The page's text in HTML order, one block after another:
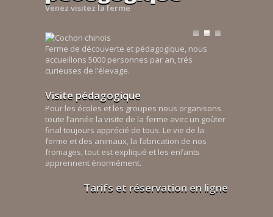
Venez visitez la ferme
Ferme de découverte et pédagogique, nous
accueillons 5000 personnes par an, trés
curieuses de l’élevage.
Visite pédagogique
Pour les écoles et les groupes nous organisons
toute l’année la visite de la ferme avec un goûter
final toujours apprécié de tous. Le vie de la
ferme et des animaux, la fabrication de nos
fromages, tout est expliqué et les enfants
apprennent énormément.
Tarifs et réservation en ligne